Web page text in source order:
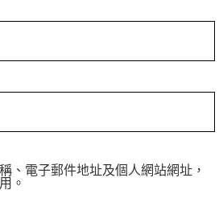
、電子郵件地址及個人網站網址，
。